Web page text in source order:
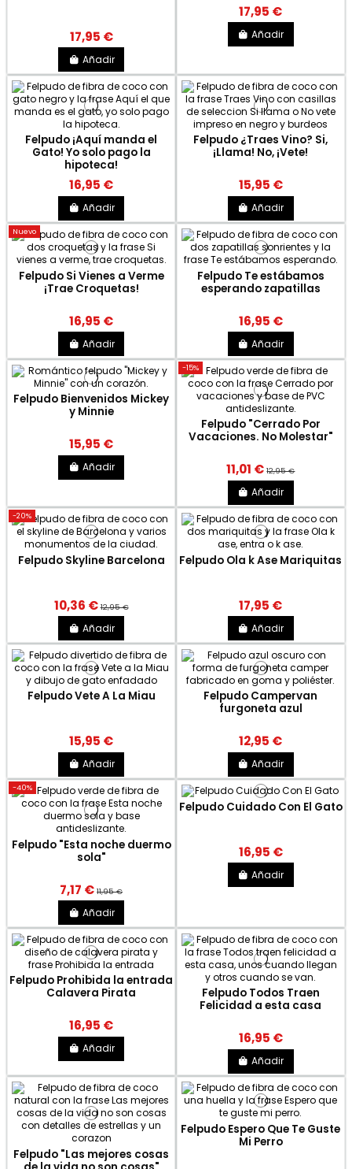
17,95 €
Añadir
17,95 €
Añadir
Felpudo ¡Aquí manda el
Gato! Yo solo pago la
hipoteca!
16,95 €
Añadir
Felpudo ¿Traes Vino? Si,
¡Llama! No, ¡Vete!
15,95 €
Añadir
Nuevo
Felpudo Si Vienes a Verme
¡Trae Croquetas!
16,95 €
Añadir
Felpudo Te estábamos
esperando zapatillas
16,95 €
Añadir
Felpudo Bienvenidos Mickey
y Minnie
15,95 €
Añadir
-15%
Felpudo "Cerrado Por
Vacaciones. No Molestar"
11,01 €12,95 €
Añadir
-20%
Felpudo Skyline Barcelona
10,36 €12,95 €
Añadir
Felpudo Ola k Ase Mariquitas
17,95 €
Añadir
Felpudo Vete A La Miau
15,95 €
Añadir
Felpudo Campervan
furgoneta azul
12,95 €
Añadir
-40%
Felpudo "Esta noche duermo
sola"
7,17 €11,95 €
Añadir
Felpudo Cuidado Con El Gato
16,95 €
Añadir
Felpudo Prohibida la entrada
Calavera Pirata
16,95 €
Añadir
Felpudo Todos Traen
Felicidad a esta casa
16,95 €
Añadir
Felpudo "Las mejores cosas
Felpudo Espero Que Te Guste
Mi Perro